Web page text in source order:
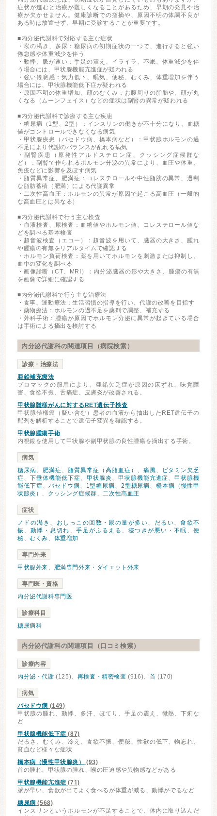
症状が進むと治療が難しくなることがあるため、早期の発見や治
療が欠かせません。健康診断での指摘や、原因不明の体調不良が
ある時は放置せず、早期に受診することが重要です。
■内分泌代謝科で対応する主な症状
・喉の渇き、多尿：糖尿病の初期症状の一つで、進行すると強い
倦怠感や体重減少を伴う
・動悸、脈が速い：手足の震え、イライラ、不眠、体重減少を伴
う場合には、甲状腺機能亢進症が疑われる
・強い倦怠感：気力低下、眠気、便秘、むくみ、体重増加を伴う
場合には、甲状腺機能低下症が疑われる
・原因不明の体重増加、顔のむくみ：お腹周りの脂肪や、顔が丸
くなる（ムーンフェイス）などの症状は副腎の異常が疑われる
■内分泌代謝科で診療する主な疾患
・糖尿病（1型、2型）：インスリンの働きが不十分になり、血糖
値がコントロールできなくなる病気
・甲状腺疾患（バセドウ病、橋本病など）：甲状腺ホルモンの過
不足により代謝のバランスが乱れる病気
・副腎疾患（原発性アルドステロン症、クッシング症候群な
ど）：副腎で作られるホルモン分泌の異常により、血圧や体重、
免疫などに影響を及ぼす病気
・脂質異常症、肥満症：コレステロールや中性脂肪の異常、過剰
な脂肪蓄積（肥満）による代謝異常
・二次性高血圧：ホルモンの異常が原因で起こる高血圧（一般的
な高血圧とは異なる）
■内分泌代謝科で行う主な検査
・血液検査、尿検査：血糖値やホルモン値、コレステロール値な
どを調べる基本検査
・超音波検査（エコー）：超音波を用いて、臓器の大きさ、腫れ
や腫瘍の有無をリアルタイムで確認する
・ホルモン負荷検査：薬を用いてホルモンを刺激または抑制し、
血中の変化を調べる
・画像診断（CT、MRI）：内分泌臓器の形や大きさ、腫瘍の有無
を画像で詳細に確認する
■内分泌代謝科で行う主な治療法
・食事、運動療法：生活習慣の指導を行い、代謝の改善を目指す
・薬物療法：ホルモンの過不足を薬剤で調整、補充する
・外科手術：腫瘍が原因でホルモン分泌に異常が起きている場合
は手術による摘出を検討する
内分泌代謝科の関連項目（病院検索）
診療・治療法
亜鉛補充療法
プロマックの服用により、亜鉛欠乏症が原因の床ずれ、味覚障
害、食欲不振、舌痛症、皮膚炎が改善される。
甲状腺髄様がんに対するRET遺伝子検査
甲状腺髄様癌（疑い含む）患者の血液から抽出したRET遺伝子の
配列を解析することで遺伝子変異を確認する。
甲状腺腫瘍手術
内視鏡を使用して甲状腺や副甲状腺の良性腫瘍を摘出する手術。
病気
糖尿病、 肥満症、 脂質異常症（高脂血症） 、 痛風、
ビタミン欠乏
症、 下垂体機能低下症、 甲状腺炎 、 甲状腺機能亢進症、甲状腺機
能低下症、バセドウ病、 1型糖尿病、 2型糖尿病、橋本病（慢性甲
状腺炎） 、 クッシング症候群、二次性高血圧
症状
ノドの渇き 、 おしっこの回数・尿の量が多い、 だるい、食欲不
振 、 動悸・息切れ 、手足がふるえる 、 寝つきが悪い・不眠 、便
秘、むくみ、 体重増加
専門外来
甲状腺外来、 肥満専門外来・ダイエット外来
専門医・資格
内分泌代謝科専門医
診療科目
糖尿病科
内分泌代謝科の関連項目（口コミ検索）
診療内容
内分泌・代謝 (125)、 再検査・精密検査 (916)、 首 (170)
病気
バセドウ病 (149)
甲状腺の腫れ、動悸、多汗、ほてり、手足の震え、微熱、下痢な
ど
甲状腺機能低下症 (87)
だるさ、むくみ、冷え、食欲不振、便秘、性欲の低下、物忘れ、
貧血など様々な症状
橋本病（慢性甲状腺炎）
(93)
首の腫れ、甲状腺の腫れ、喉の圧迫感や異物感などがある
甲状腺機能亢進症 (71)
脈が早い、食欲が出てよく食べるが体重が減る、動悸がでるなど
糖尿病 (568)
インスリンというホルモンが不足することで、体内に取り込んだ